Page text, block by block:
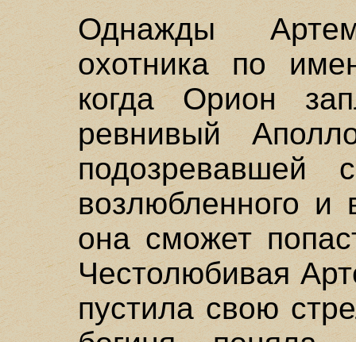
Однажды
охотника по
когда Орион
ревнивый
подозревавшей
возлюбленного и
она сможет
Честолюбивая
пустила свою